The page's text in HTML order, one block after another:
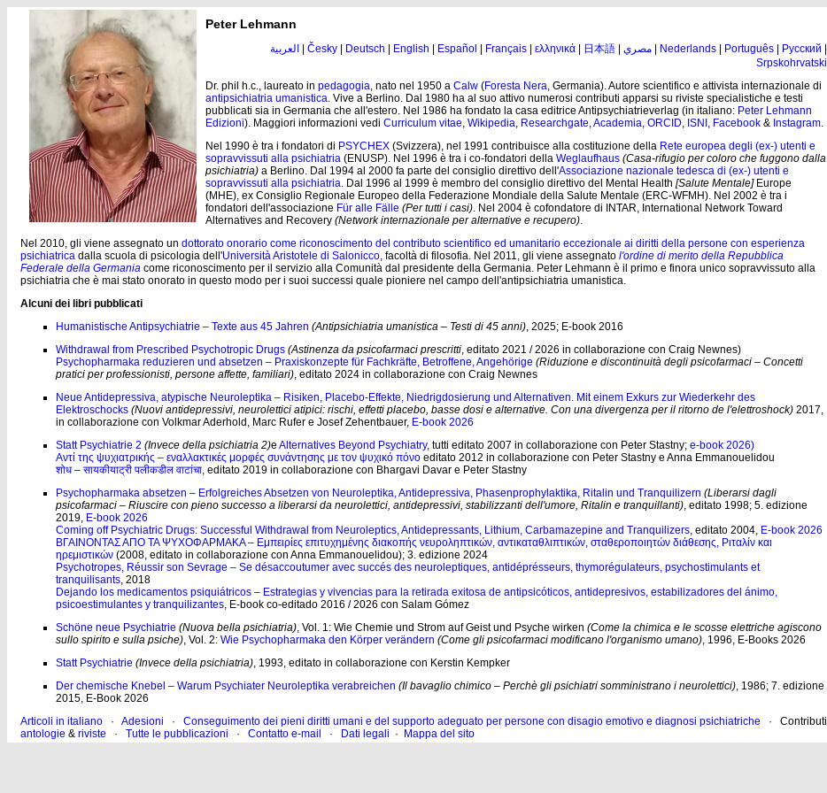
Peter Lehmann
العربية Česky Deutsch English Español Français ελληνικά 日本語 مصري Nederlands Português Русский
Srpskohrvatski
Dr. phil h.c., laureato in pedagogia, nato nel 1950 a Calw (Foresta Nera, Germania). Autore scientifico e attivista internazionale di
antipsichiatria umanistica. Vive a Berlino. Dal 1980 ha al suo attivo numerosi contributi apparsi su riviste specialistiche e testi
pubblicati sia in Germania che all'estero. Nel 1986 ha fondato la casa editrice Antipsychiatrieverlag (in italiano: Peter Lehmann
Edizioni). Maggiori informazioni vedi Curriculum vitae, Wikipedia, Researchgate,Academia, ORCID, ISNI , Facebook & Instagram.
Nel 1990 è tra i fondatori di PSYCHEX (Svizzera), nel 1991 contribuisce alla costituzione della Rete europea degli (ex-) utenti e
sopravvissuti alla psichiatria (ENUSP). Nel 1996 è tra i co-fondatori della Weglaufhaus (Casa-rifugio per coloro che fuggono dalla
psichiatria) a Berlino. Dal 1994 al 2000 fa parte del consiglio direttivo dell'Associazione nazionale tedesca di (ex-) utenti e
sopravvissuti alla psichiatria. Dal 1996 al 1999 è membro del consiglio direttivo del Mental Health [Salute Mentale] Europe
(MHE), ex Consiglio Regionale Europeo della Federazione Mondiale della Salute Mentale (ERC-WFMH). Nel 2002 è tra i
fondatori dell'associazione Für alle Fälle (Per tutti i casi). Nel 2004 è cofondatore di INTAR, International Network Toward
Alternatives and Recovery (Network internazionale per alternative e recupero).
Nel 2010, gli viene assegnato un dottorato onorario come riconoscimento del contributo scientifico ed umanitario eccezionale ai diritti della persone con esperienza
psichiatrica dalla scuola di psicologia dell'Università Aristotele di Salonicco, facoltà di filosofia. Nel 2011, gli viene assegnato l'ordine di merito della Repubblica
Federale della Germania come riconoscimento per il servizio alla Comunità dal presidente della Germania. Peter Lehmann è il primo e finora unico sopravvissuto alla
psichiatria che è mai stato onorato in questo modo per i suoi successi quale pioniere nel campo dell'antipsichiatria umanistica.
Alcuni dei libri pubblicati
Humanistische Antipsychiatrie – Texte aus 45 Jahren (Antipsichiatria umanistica – Testi di 45 anni), 2025; E-book 2016
Withdrawal from Prescribed Psychotropic Drugs (Astinenza da psicofarmaci prescritti, editato 2021 / 2026 in collaborazione con Craig Newnes)
Psychopharmaka reduzieren und absetzen – Praxiskonzepte für Fachkräfte, Betroffene, Angehörige (Riduzione e discontinuità degli psicofarmaci – Concetti
pratici per professionisti, persone affette, familiari), editato 2024 in collaborazione con Craig Newnes
Neue Antidepressiva, atypische Neuroleptika – Risiken, Placebo-Effekte, Niedrigdosierung und Alternativen. Mit einem Exkurs zur Wiederkehr des
Elektroschocks (Nuovi antidepressivi, neurolettici atipici: rischi, effetti placebo, basse dosi e alternative. Con una divergenza per il ritorno de l'elettroshock) 2017,
in collaborazione con Volkmar Aderhold, Marc Rufer e Josef Zehentbauer, E-book 2026
Statt Psychiatrie 2 (Invece della psichiatria 2)e Alternatives Beyond Psychiatry, tutti editato 2007 in collaborazione con Peter Stastny; e-book 2026)
Αντί της ψυχιατρικής – εναλλακτικές μορφές συνάντησης με τον ψυχικό πόνο editato 2012 in collaborazione con Peter Stastny e Anna Emmanouelidou
शोध – सायकीयाट्री पलीकडील वाटांचा, editato 2019 in collaborazione con Bhargavi Davar e Peter Stastny
Psychopharmaka absetzen – Erfolgreiches Absetzen von Neuroleptika, Antidepressiva, Phasenprophylaktika, Ritalin und Tranquilizern (Liberarsi dagli
psicofarmaci – Riuscire con pieno successo a liberarsi da neurolettici, antidepressivi, stabilizzanti dell'umore, Ritalin e tranquillanti), editato 1998; 5. edizione
2019, E-book 2026
Coming off Psychiatric Drugs: Successful Withdrawal from Neuroleptics, Antidepressants, Lithium, Carbamazepine and Tranquilizers, editato 2004, E-book 2026
ΒΓΑΙΝΟΝΤΑΣ ΑΠΟ ΤΑ ΨΥΧΟΦΑΡΜΑΚΑ– Εμπειρίες επιτυχημένης διακοπής νευροληπτικών, αντικαταθλιπτικών, σταθεροποιητών διάθεσης, Ριταλίν και
ηρεμιστικών (2008, editato in collaborazione con Anna Emmanouelidou); 3. edizione 2024
Psychotropes, Réussir son Sevrage – Se désaccoutumer avec succés des neuroleptiques, antidéprésseurs, thymorégulateurs, psychostimulants et
tranquilisants, 2018
Dejando los medicamentos psiquiátricos – Estrategias y vivencias para la retirada exitosa de antipsicóticos, antidepresivos, estabilizadores del ánimo,
psicoestimulantes y tranquilizantes, E-book co-editado 2016 / 2026 con Salam Gómez
Schöne neue Psychiatrie (Nuova bella psichiatria), Vol. 1: Wie Chemie und Strom auf Geist und Psyche wirken (Come la chimica e le scosse elettriche agiscono
sullo spirito e sulla psiche), Vol. 2: Wie Psychopharmaka den Körper verändern (Come gli psicofarmaci modificano l'organismo umano), 1996, E-Books 2026
Statt Psychiatrie (Invece della psichiatria), 1993, editato in collaborazione con Kerstin Kempker
Der chemische Knebel – Warum Psychiater Neuroleptika verabreichen (Il bavaglio chimico – Perchè gli psichiatri somministrano i neurolettici), 1986; 7. edizione
2015, E-Book 2026
Articoli in italiano · Adesioni · Conseguimento dei pieni diritti umani e del supporto adeguato per persone con disagio emotivo e diagnosi psichiatriche · Contributi
antologie & riviste · Tutte le pubblicazioni · Contatto e-mail · Dati legali · Mappa del sito